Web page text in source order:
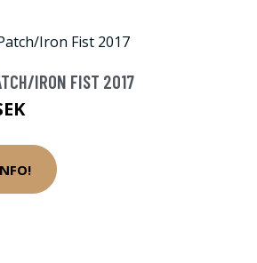
IRON FIST 2017